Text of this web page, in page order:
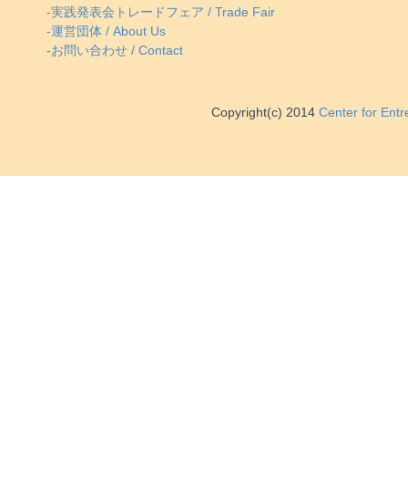
-実践発表会トレードフェア / Trade Fair
-運営団体 / About Us
-お問い合わせ / Contact
Copyright(c) 2014 Center for